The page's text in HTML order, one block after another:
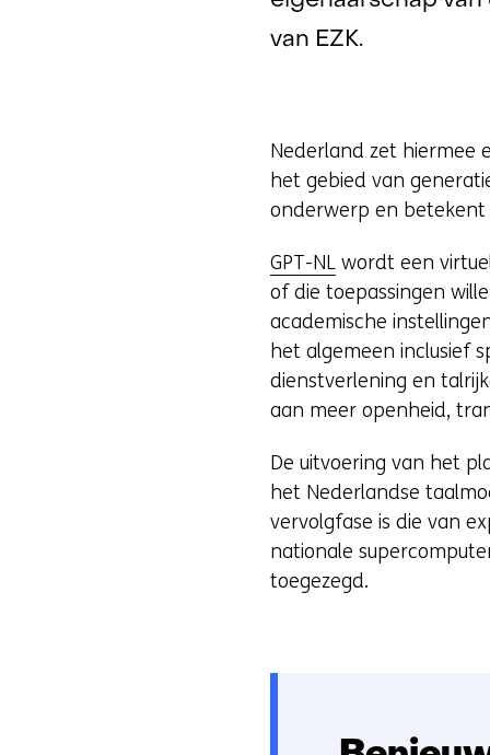
van EZK.
Nederland zet hiermee
het gebied van
onderwerp en betekent
GPT-NL wordt een
of die toepassingen
academische
het algemeen inclusief
dienstverlening en
aan meer openheid,
De uitvoering van het
het Nederlandse
vervolgfase is die van
nationale
toegezegd.